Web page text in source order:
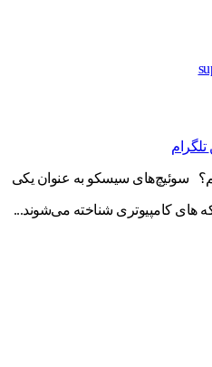
تلگرام
سوئیچ‌های سیسکو به عنوان یکی
های کامپیوتری شناخته می‌شوند...